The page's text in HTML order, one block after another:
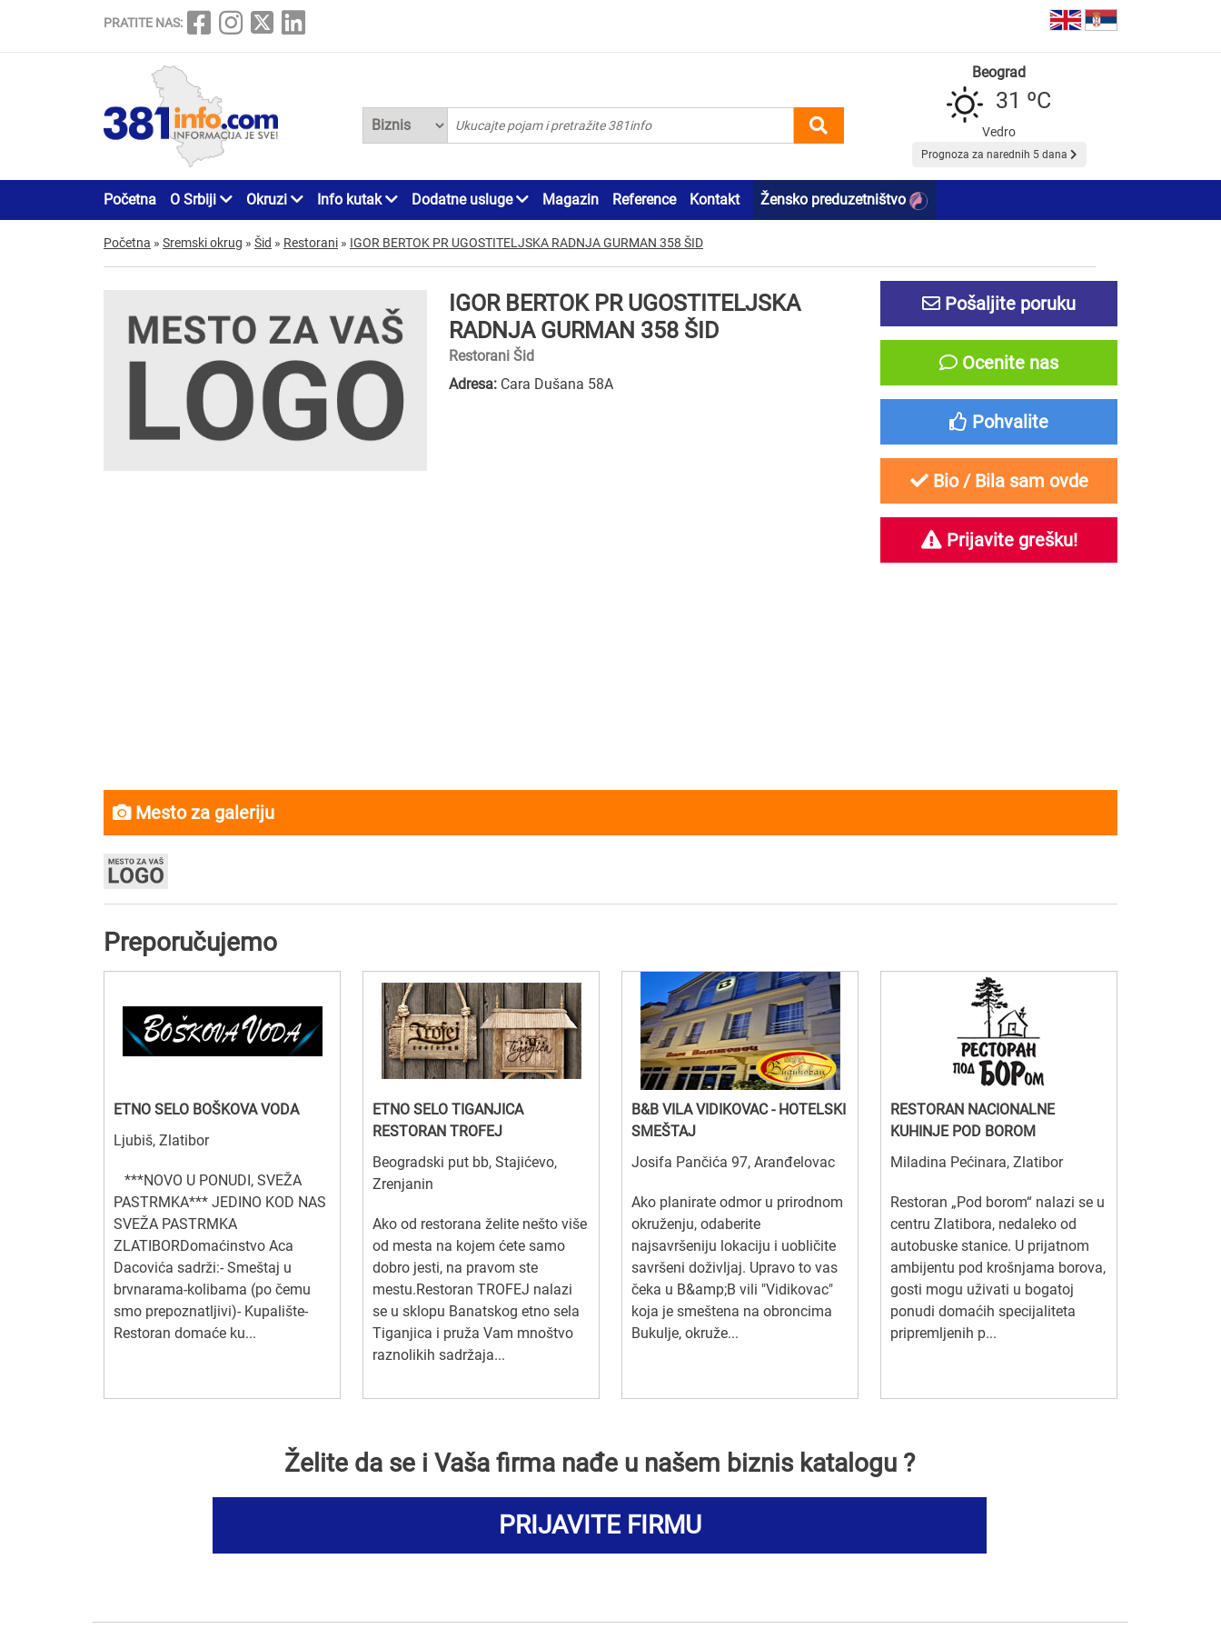
PRATITE NAS:
Beograd
31 ºC
Vedro
Prognoza za narednih 5 dana
Početna O Srbiji Okruzi Info kutak Dodatne usluge Magazin Reference Kontakt Žensko preduzetništvo
Početna » Sremski okrug » Šid » Restorani » IGOR BERTOK PR UGOSTITELJSKA RADNJA GURMAN 358 ŠID
IGOR BERTOK PR UGOSTITELJSKA
RADNJA GURMAN 358 ŠID
Restorani Šid
Adresa: Cara Dušana 58A
Pošaljite poruku
Ocenite nas
Pohvalite
Bio / Bila sam ovde
Prijavite grešku!
Mesto za galeriju
Preporučujemo
ETNO SELO BOŠKOVA VODA
Ljubiš, Zlatibor
***NOVO U PONUDI, SVEŽA
PASTRMKA*** JEDINO KOD NAS
SVEŽA PASTRMKA
ZLATIBORDomaćinstvo Aca
Dacovića sadrži:- Smeštaj u
brvnarama-kolibama (po čemu
smo prepoznatljivi)- Kupalište-
Restoran domaće ku...
ETNO SELO TIGANJICA
RESTORAN TROFEJ
Beogradski put bb, Stajićevo,
Zrenjanin
Ako od restorana želite nešto više
od mesta na kojem ćete samo
dobro jesti, na pravom ste
mestu.Restoran TROFEJ nalazi
se u sklopu Banatskog etno sela
Tiganjica i pruža Vam mnoštvo
raznolikih sadržaja...
B&B VILA VIDIKOVAC - HOTELSKI
SMEŠTAJ
Josifa Pančića 97, Aranđelovac
Ako planirate odmor u prirodnom
okruženju, odaberite
najsavršeniju lokaciju i uobličite
savršeni doživljaj. Upravo to vas
čeka u B&amp;B vili "Vidikovac"
koja je smeštena na obroncima
Bukulje, okruže...
RESTORAN NACIONALNE
KUHINJE POD BOROM
Miladina Pećinara, Zlatibor
Restoran „Pod borom“ nalazi se u
centru Zlatibora, nedaleko od
autobuske stanice. U prijatnom
ambijentu pod krošnjama borova,
gosti mogu uživati u bogatoj
ponudi domaćih specijaliteta
pripremljenih p...
Želite da se i Vaša firma nađe u našem biznis katalogu ?
PRIJAVITE FIRMU